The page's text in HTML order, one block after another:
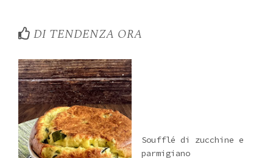
DI TENDENZA ORA
Soufflé di zucchine e
parmigiano